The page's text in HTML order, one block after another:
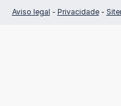
Aviso legal - Privacidade-